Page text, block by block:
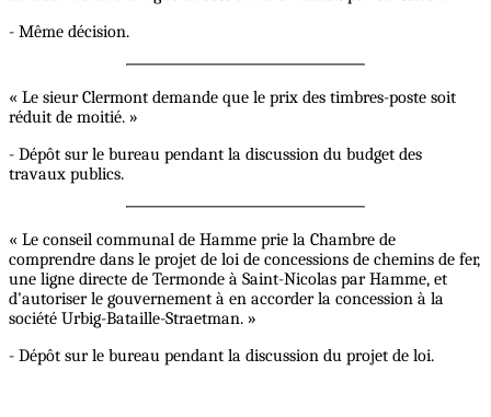
- Même décision.
« Le sieur Clermont demande que le prix des timbres-poste soit
réduit de moitié. »
- Dépôt sur le bureau pendant la discussion du budget des
travaux publics.
« Le conseil communal de Hamme prie la Chambre de
comprendre dans le projet de loi de concessions de chemins de fer,
une ligne directe de Termonde à Saint-Nicolas par Hamme, et
d'autoriser le gouvernement à en accorder la concession à la
société Urbig-Bataille-Straetman. »
- Dépôt sur le bureau pendant la discussion du projet de loi.